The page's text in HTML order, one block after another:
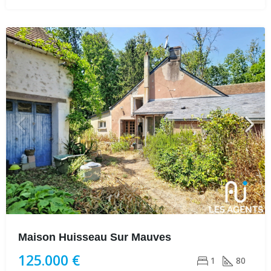
Maison Huisseau Sur Mauves
125.000 € 1 80